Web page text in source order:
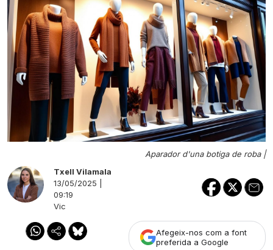
Aparador d'una botiga de roba |
Txell Vilamala
13/05/2025 |
09:19
Vic
Afegeix-nos com a font
preferida a Google